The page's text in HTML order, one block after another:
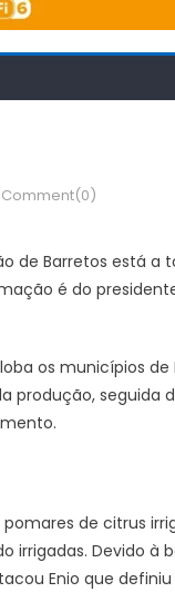
Comment(0)
de Barretos está
é do
os municípios
produção, seguida
de citrus
irrigadas. Devido à
Enio que